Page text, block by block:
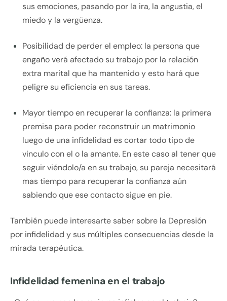
sus emociones, pasando por la ira, la angustia, el
miedo y la vergüenza.
Posibilidad de perder el empleo: la persona que
engaño verá afectado su trabajo por la relación
extra marital que ha mantenido y esto hará que
peligre su eficiencia en sus tareas.
Mayor tiempo en recuperar la confianza: la primera
premisa para poder reconstruir un matrimonio
luego de una infidelidad es cortar todo tipo de
vinculo con el o la amante. En este caso al tener que
seguir viéndolo/a en su trabajo, su pareja necesitará
mas tiempo para recuperar la confianza aún
sabiendo que ese contacto sigue en pie.
También puede interesarte saber sobre la Depresión
por infidelidad y sus múltiples consecuencias desde la
mirada terapéutica.
Infidelidad femenina en el trabajo